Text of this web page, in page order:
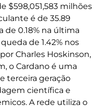
$598,051,583 milhões
é de 35.89
de 0.18% na última
de 1.42% nos
Charles Hoskinson,
o Cardano é uma
terceira geração
científica e
A rede utiliza o